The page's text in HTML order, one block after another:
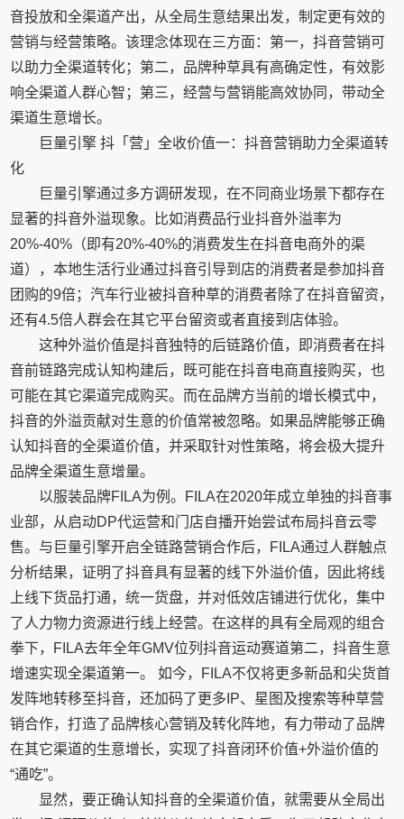
音投放和全渠道产出，从全局生意结果出发，制定更有效的
营销与经营策略。该理念体现在三方面：第一，抖音营销可
以助力全渠道转化；第二，品牌种草具有高确定性，有效影
响全渠道人群心智；第三，经营与营销能高效协同，带动全
渠道生意增长。
巨量引擎 抖「营」全收价值一：抖音营销助力全渠道转
化
巨量引擎通过多方调研发现，在不同商业场景下都存在
显著的抖音外溢现象。比如消费品行业抖音外溢率为
20%-40%（即有20%-40%的消费发生在抖音电商外的渠
道），本地生活行业通过抖音引导到店的消费者是参加抖音
团购的9倍；汽车行业被抖音种草的消费者除了在抖音留资，
还有4.5倍人群会在其它平台留资或者直接到店体验。
这种外溢价值是抖音独特的后链路价值，即消费者在抖
音前链路完成认知构建后，既可能在抖音电商直接购买，也
可能在其它渠道完成购买。而在品牌方当前的增长模式中，
抖音的外溢贡献对生意的价值常被忽略。如果品牌能够正确
认知抖音的全渠道价值，并采取针对性策略，将会极大提升
品牌全渠道生意增量。
以服装品牌FILA为例。FILA在2020年成立单独的抖音事
业部，从启动DP代运营和门店自播开始尝试布局抖音云零
售。与巨量引擎开启全链路营销合作后，FILA通过人群触点
分析结果，证明了抖音具有显著的线下外溢价值，因此将线
上线下货品打通，统一货盘，并对低效店铺进行优化，集中
了人力物力资源进行线上经营。在这样的具有全局观的组合
拳下，FILA去年全年GMV位列抖音运动赛道第二，抖音生意
增速实现全渠道第一。 如今，FILA不仅将更多新品和尖货首
发阵地转移至抖音，还加码了更多IP、星图及搜索等种草营
销合作，打造了品牌核心营销及转化阵地，有力带动了品牌
在其它渠道的生意增长，实现了抖音闭环价值+外溢价值的
“通吃”。
显然，要正确认知抖音的全渠道价值，就需要从全局出